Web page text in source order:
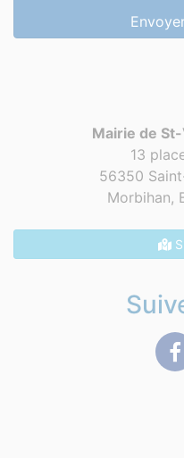
Mairie de
13
56350
Morbihan,